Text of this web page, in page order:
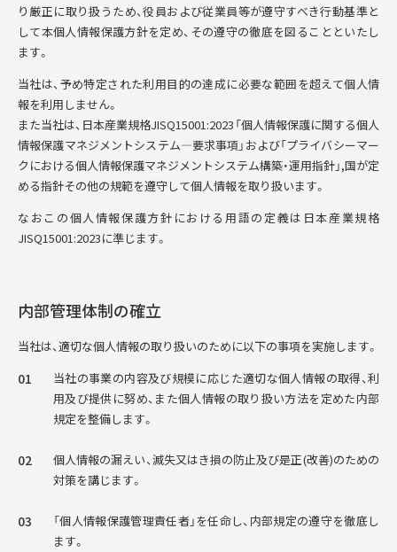
り厳正に取り扱うため、役員および従業員等が遵守すべき行動基準と
して本個人情報保護方針を定め、その遵守の徹底を図ることといたし
ます。
当社は、予め特定された利用目的の達成に必要な範囲を超えて個人情
報を利用しません。
また当社は、日本産業規格JISQ15001:2023「個人情報保護に関する個人
情報保護マネジメントシステム―要求事項」および「プライバシーマー
クにおける個人情報保護マネジメントシステム構築・運用指針」,国が定
める指針その他の規範を遵守して個人情報を取り扱います。
なおこの個人情報保護方針における用語の定義は日本産業規格
JISQ15001:2023に準じます。
内部管理体制の確立
当社は、適切な個人情報の取り扱いのために以下の事項を実施します。
01
当社の事業の内容及び規模に応じた適切な個人情報の取得、利
用及び提供に努め、 また個人情報の取り扱い方法を定めた内部
規定を整備します。
02
個人情報の漏えい、滅失又はき損の防止及び是正(改善)のための
対策を講じます。
03
「個人情報保護管理責任者」を任命し、内部規定の遵守を徹底し
ます。